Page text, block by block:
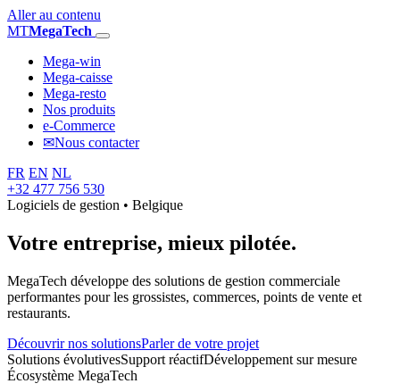
Aller au contenu
MTMegaTech
Mega-win
Mega-caisse
Mega-resto
Nos produits
e-Commerce
✉Nous contacter
FR EN NL
+32 477 756 530
Logiciels de gestion • Belgique
Votre entreprise, mieux pilotée.
MegaTech développe des solutions de gestion commerciale
performantes pour les grossistes, commerces, points de vente et
restaurants.
Découvrir nos solutionsParler de votre projet
Solutions évolutivesSupport réactifDéveloppement sur mesure
Écosystème MegaTech